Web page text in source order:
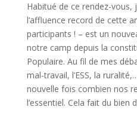
Habitué de ce rendez-vous,
l’affluence record de cette
participants ! – est un
notre camp depuis la
Populaire. Au fil de mes
mal-travail, l’ESS, la
nouvelle fois combien nos
l’essentiel. Cela fait du bien